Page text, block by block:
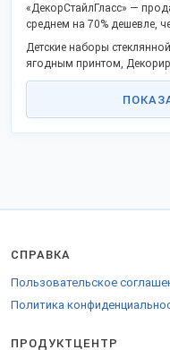
«ДекорСтайлГласс» —
среднем на 70% дешевле,
Детские наборы
ягодным принтом,
неполный список
В списке уже известные
товары в городах:
Доставка удобной
сопроводительные
СПРАВКА
Пользовательское
Политика
ПРОДУКТЦЕНТР